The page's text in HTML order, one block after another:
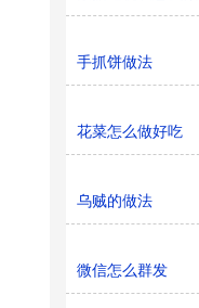
手抓饼做法
花菜怎么做好吃
乌贼的做法
微信怎么群发